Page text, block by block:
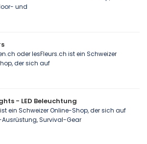
und
oder lesFleurs.ch ist ein Schweizer
der sich auf
- LED Beleuchtung
ein Schweizer Online-Shop, der sich auf
Survival-Gear